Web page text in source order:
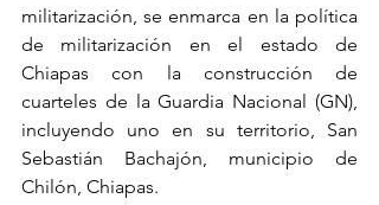
militarización, se enmarca en la política
de militarización en el estado de
Chiapas con la construcción de
cuarteles de la Guardia Nacional (GN),
incluyendo uno en su territorio, San
Sebastián Bachajón, municipio de
Chilón, Chiapas.